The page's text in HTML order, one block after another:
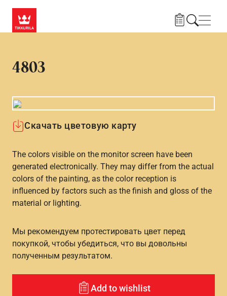
4803
Скачать цветовую карту
The colors visible on the monitor screen have been
generated electronically. They may differ from the actual
colors of the painting, as the color reception is
influenced by factors such as the finish and gloss of the
material or lighting.
Мы рекомендуем протестировать цвет перед
покупкой, чтобы убедиться, что вы довольны
полученным результатом.
Add to wishlist